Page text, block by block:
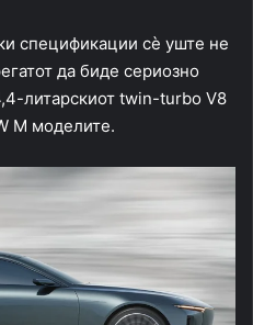
спецификации сè уште не
да биде сериозно
литарскиот twin-turbo V8
M моделите.